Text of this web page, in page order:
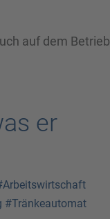
auf dem Betrieb
er
#Tränkeautomat